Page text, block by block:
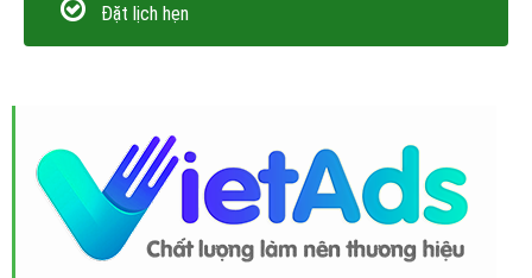
Đặt lịch hẹn